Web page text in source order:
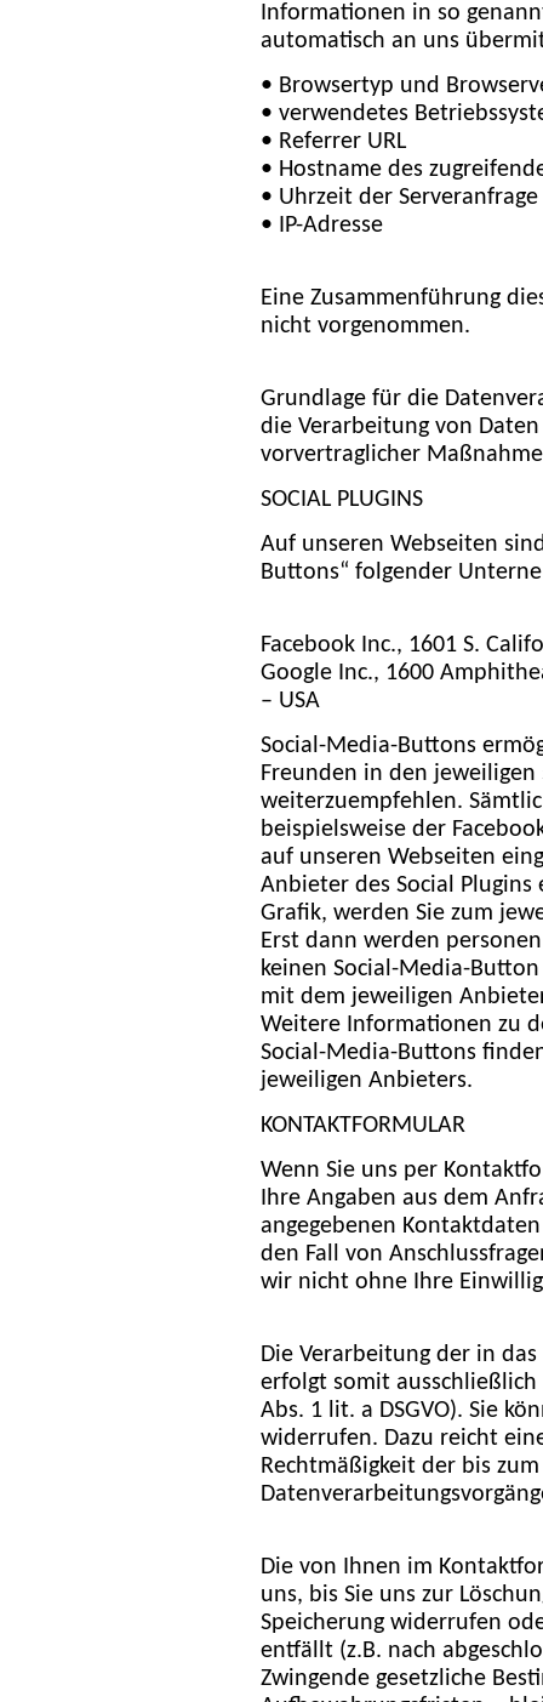
Informationen in so
automatisch an uns
• Browsertyp und
• verwendetes
• Referrer URL
• Hostname des
• Uhrzeit der Serveranfrage
• IP-Adresse
Eine Zusammenführung
nicht vorgenommen.
Grundlage für die
die Verarbeitung von
vorvertraglicher
SOCIAL PLUGINS
Auf unseren Webseiten
Buttons“ folgender
Facebook Inc., 1601 S.
Google Inc., 1600
– USA
Social-Media-Buttons
Freunden in den
weiterzuempfehlen.
beispielsweise der
auf unseren Webseiten
Anbieter des Social
Grafik, werden Sie zum
Erst dann werden
keinen Social-Media-
mit dem jeweiligen
Weitere Informationen zu
Social-Media-Buttons
jeweiligen Anbieters.
KONTAKTFORMULAR
Wenn Sie uns per
Ihre Angaben aus dem
angegebenen
den Fall von
wir nicht ohne Ihre
Die Verarbeitung der in
erfolgt somit
Abs. 1 lit. a DSGVO). Sie
widerrufen. Dazu reicht
Rechtmäßigkeit der bis
Die von Ihnen im
uns, bis Sie uns zur
Speicherung widerrufen
entfällt (z.B. nach
Zwingende gesetzliche